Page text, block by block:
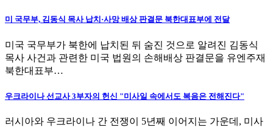
미 국무부, 김동식 목사 납치·사망 배상 판결문 북한대표부에 전달
미국 국무부가 북한에 납치된 뒤 숨진 것으로 알려진 김동식
목사 사건과 관련한 미국 법원의 손해배상 판결문을 유엔주재
북한대표부…
우크라이나 선교사 3부자의 헌신 "미사일 속에서도 복음은 전해진다"
러시아와 우크라이나 간 전쟁이 5년째 이어지는 가운데, 미사